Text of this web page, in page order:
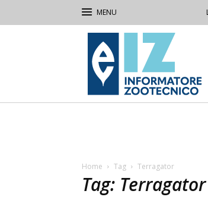
IZ
Informatore
Zootecnico
Home Tag Terragator
Tag: Terragator